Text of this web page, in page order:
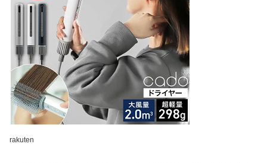
rakuten